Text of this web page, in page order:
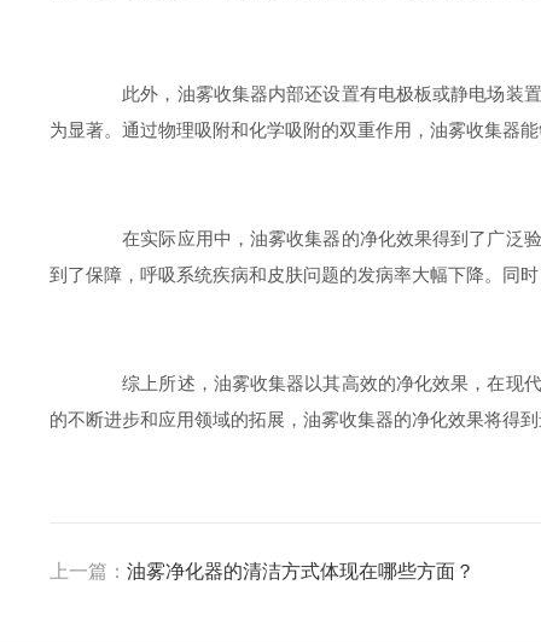
此外，油雾收集器内部还设置有电极板或静电场装置
为显著。通过物理吸附和化学吸附的双重作用，油雾收集器
在实际应用中，油雾收集器的净化效果得到了广泛验
到了保障，呼吸系统疾病和皮肤问题的发病率大幅下降。同
综上所述，油雾收集器以其高效的净化效果，在现代
的不断进步和应用领域的拓展，油雾收集器的净化效果将得
上一篇： 油雾净化器的清洁方式体现在哪些方面？